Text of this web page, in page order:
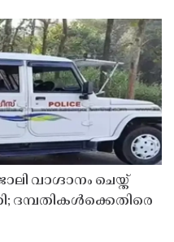
വാഗ്ദാനം ചെയ്ത്
ദമ്പതികൾക്കെതിരെ